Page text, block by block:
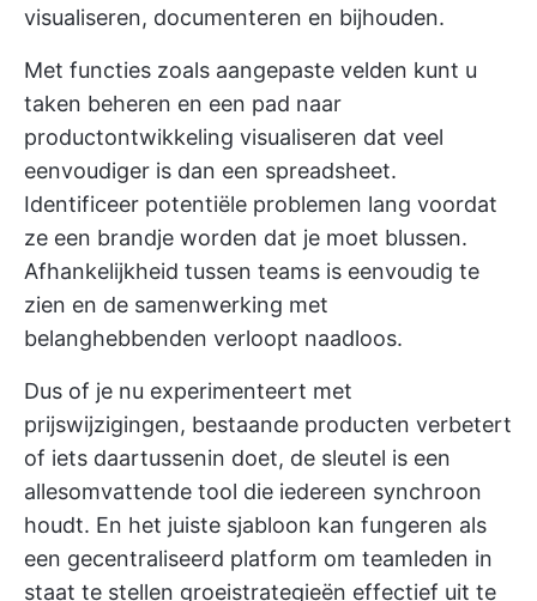
visualiseren, documenteren en bijhouden.
Met functies zoals aangepaste velden kunt u
taken beheren en een pad naar
productontwikkeling visualiseren dat veel
eenvoudiger is dan een spreadsheet.
Identificeer potentiële problemen lang voordat
ze een brandje worden dat je moet blussen.
Afhankelijkheid tussen teams is eenvoudig te
zien en de samenwerking met
belanghebbenden verloopt naadloos.
Dus of je nu experimenteert met
prijswijzigingen, bestaande producten verbetert
of iets daartussenin doet, de sleutel is een
allesomvattende tool die iedereen synchroon
houdt. En het juiste sjabloon kan fungeren als
een gecentraliseerd platform om teamleden in
staat te stellen groeistrategieën effectief uit te